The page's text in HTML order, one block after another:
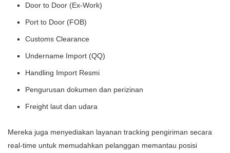
Door to Door (Ex-Work)
Port to Door (FOB)
Customs Clearance
Undername Import (QQ)
Handling Import Resmi
Pengurusan dokumen dan perizinan
Freight laut dan udara
Mereka juga menyediakan layanan tracking pengiriman secara
real-time untuk memudahkan pelanggan memantau posisi